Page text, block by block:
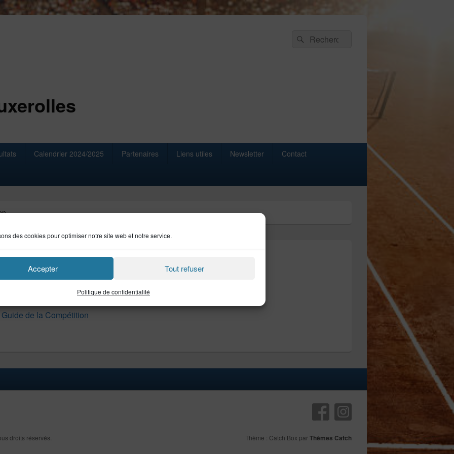
des cookies pour optimiser notre site web et notre service.
Accepter Tout refuser
Politique de confidentialité
Recherche :
Rechercher
Calendrier 2024/2025 Partenaires Liens utiles Newsletter Contact
Guide de la Compétition
droits réservés. Thème : Catch Box parThèmes Catch